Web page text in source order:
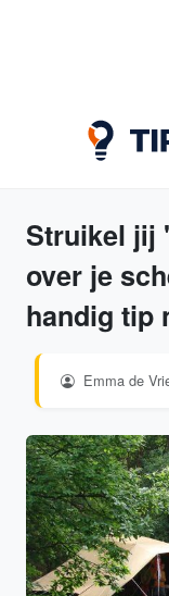
Struikel jij
over je
handig tip
Emma de